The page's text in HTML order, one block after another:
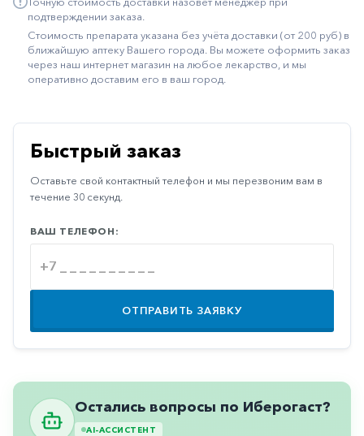
Иммуностимуляторы
Климактерические
Метаболизм
Наружные
средства
Неврологические
Офтальмология
Паркинсон
Противоаллергические
Противовирусные
Противоопухолевые
подтверждении заказа.
Стоимость препарата указана без учёта доставки (от 200 руб) в
ближайшую аптеку Вашего города. Вы можете оформить заказ
через наш интернет магазин на любое лекарство, и мы
оперативно доставим его в ваш город.
Быстрый заказ
Оставьте свой контактный телефон и мы перезвоним вам в
течение 30 секунд.
ВАШ ТЕЛЕФОН:
ОТПРАВИТЬ ЗАЯВКУ
Остались вопросы по Иберогаст?
AI-АССИСТЕНТ